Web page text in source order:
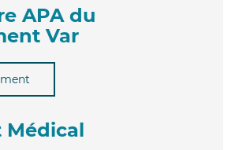
APA du
Var